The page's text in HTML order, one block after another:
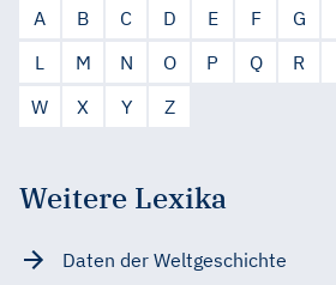
A B C D E F G
L
M N O P Q R
W
X Y Z
Weitere Lexika
Daten der Weltgeschichte